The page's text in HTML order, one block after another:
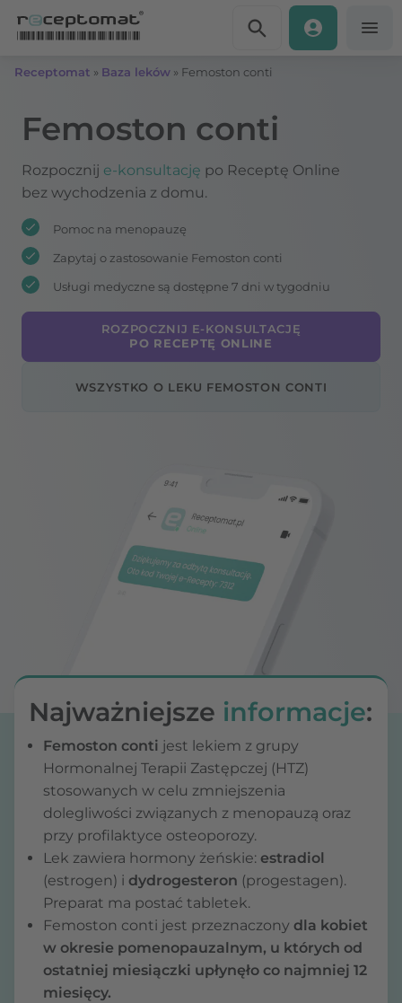
Receptomat » Baza leków » Femoston conti
Femoston conti
Rozpocznij e-konsultację po Receptę Online
bez wychodzenia z domu.
Pomoc na menopauzę
Zapytaj o zastosowanie Femoston conti
Usługi medyczne są dostępne 7 dni w tygodniu
ROZPOCZNIJ E-KONSULTACJĘ
PO RECEPTĘ ONLINE
WSZYSTKO O LEKU FEMOSTON CONTI
Najważniejsze informacje:
Femoston conti jest lekiem z grupy
Hormonalnej Terapii Zastępczej (HTZ)
stosowanych w celu zmniejszenia
dolegliwości związanych z menopauzą oraz
przy profilaktyce osteoporozy.
Lek zawiera hormony żeńskie: estradiol
(estrogen) i dydrogesteron (progestagen).
Preparat ma postać tabletek.
Femoston conti jest przeznaczony dla kobiet
w okresie pomenopauzalnym, u których od
ostatniej miesiączki upłynęło co najmniej 12
miesięcy.